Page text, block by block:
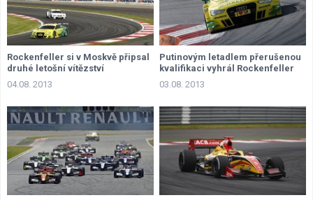
Rockenfeller si v Moskvě připsal
druhé letošní vítězství
04.08. 2013
Putinovým letadlem přerušenou
kvalifikaci vyhrál Rockenfeller
03.08. 2013